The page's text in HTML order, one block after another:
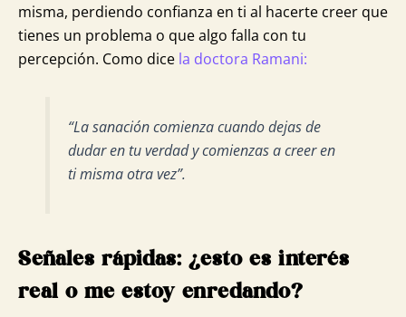
misma, perdiendo confianza en ti al hacerte creer que
tienes un problema o que algo falla con tu
percepción. Como dice la doctora Ramani:
“La sanación comienza cuando dejas de
dudar en tu verdad y comienzas a creer en
ti misma otra vez”.
Señales rápidas: ¿esto es interés
real o me estoy enredando?